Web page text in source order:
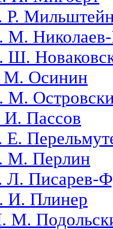
Р.
М. Николаев-
Ш.
М. Осинин
М.
И. Пассов
Е.
М. Перлин
Л. Писарев-
И. Плинер
М.